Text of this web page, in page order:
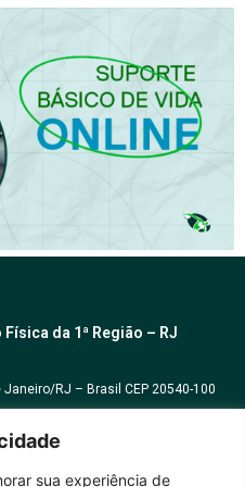
sua experiência de
da 1ª Região – RJ
Janeiro/RJ – Brasil CEP 20540-100